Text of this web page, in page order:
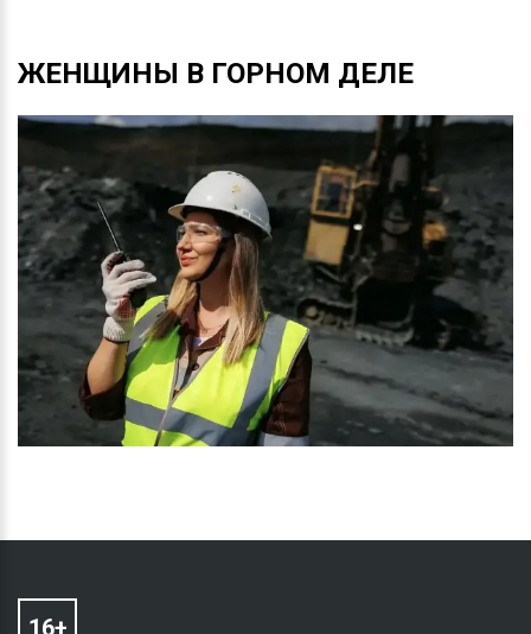
ЖЕНЩИНЫ В ГОРНОМ ДЕЛЕ